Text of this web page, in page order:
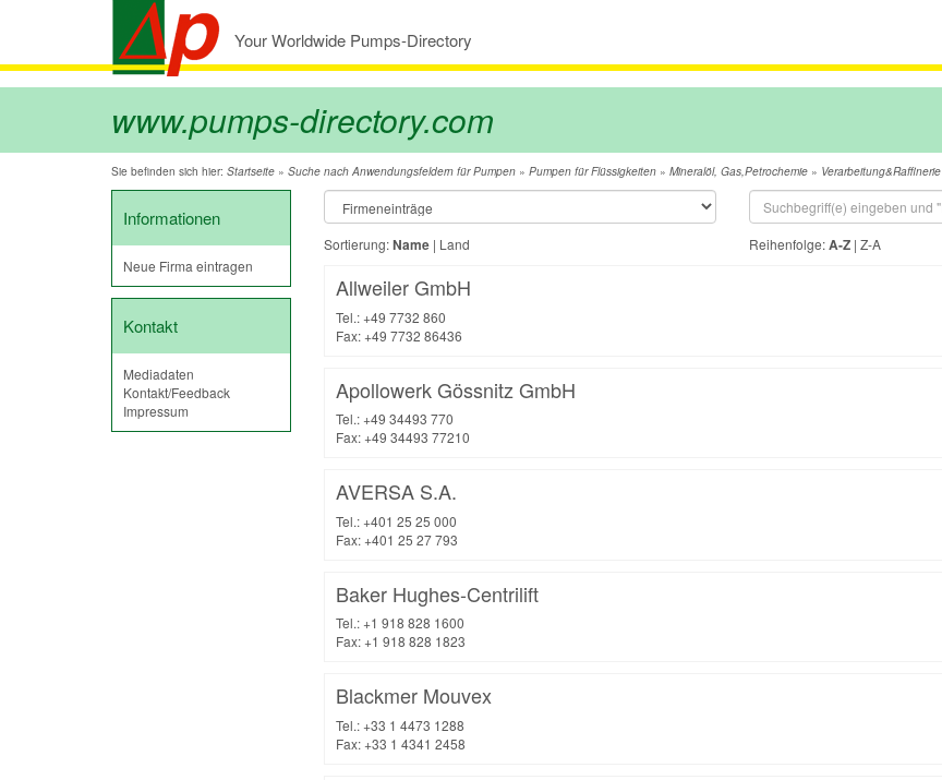
Your Worldwide Pumps-Directory
www.pumps-directory.com
Sie befinden sich hier: Startseite » Suche nach Anwendungsfeldern für Pumpen » Pumpen für Flüssigkeiten » Mineralöl, Gas,Petrochemie » Verarbeitung&Raffinerie
Informationen
Neue Firma eintragen
Kontakt
Mediadaten
Kontakt/Feedback
Impressum
Sortierung:Name | Land Reihenfolge:A-Z | Z-A
Allweiler GmbH
Tel.: +49 7732 860
Fax: +49 7732 86436
Apollowerk Gössnitz GmbH
Tel.: +49 34493 770
Fax: +49 34493 77210
AVERSA S.A.
Tel.: +401 25 25 000
Fax: +401 25 27 793
Baker Hughes-Centrilift
Tel.: +1 918 828 1600
Fax: +1 918 828 1823
Blackmer Mouvex
Tel.: +33 1 4473 1288
Fax: +33 1 4341 2458